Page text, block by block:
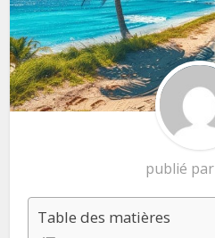
publié par
Table des matières